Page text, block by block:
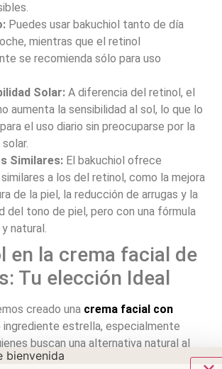
Puedes usar bakuchiol tanto de día
mientras que el retinol
se recomienda sólo para uso
Solar: A diferencia del retinol, el
aumenta la sensibilidad al sol, lo que lo
el uso diario sin preocuparse por la
Similares: El bakuchiol ofrece
a los del retinol, como la mejora
de la piel, la reducción de arrugas y la
del tono de piel, pero con una fórmula
natural.
en la crema facial de
Tu elección Ideal
creado una crema facial con
ingrediente estrella, especialmente
buscan una alternativa natural al
única combina